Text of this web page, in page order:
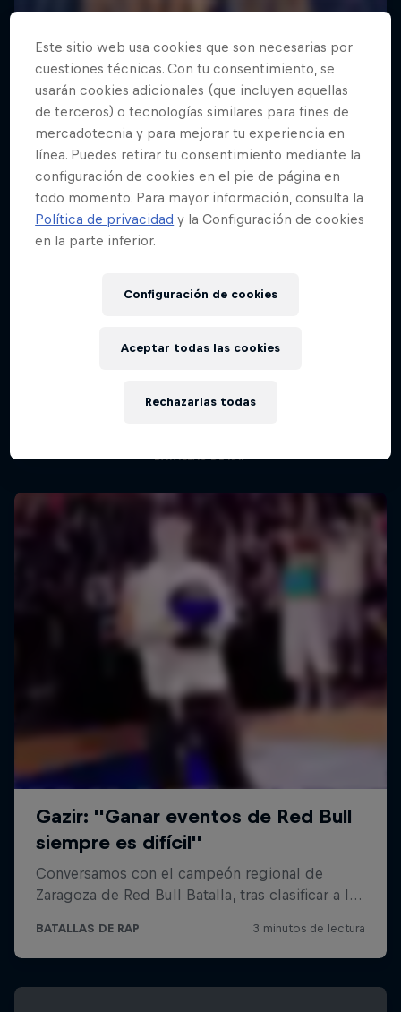
Este sitio web usa cookies que son necesarias por
cuestiones técnicas. Con tu consentimiento, se
usarán cookies adicionales (que incluyen aquellas
de terceros) o tecnologías similares para fines de
mercadotecnia y para mejorar tu experiencia en
línea. Puedes retirar tu consentimiento mediante la
configuración de cookies en el pie de página en
todo momento. Para mayor información, consulta la
Política de privacidad y la Configuración de cookies
en la parte inferior.
Configuración de cookies
Rechazarlas todas
Aceptar todas las cookies